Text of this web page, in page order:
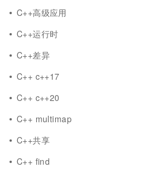
C++高级应用
C++运行时
C++差异
C++ c++17
C++ c++20
C++ multimap
C++共享
C++ find